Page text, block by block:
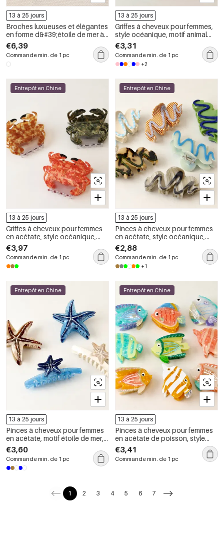
13 à 25 jours
Broches luxueuses et élégantes
en forme d&#39;étoile de mer à
pompon animal, en acier
inoxydable étanche et plaqué
or 18 carats
€6,39
Commande min. de 1 pc
13 à 25 jours
Griffes à cheveux pour femmes,
style océanique, motif animal
romantique, collection
vacances, en acétate
€3,31
Commande min. de 1 pc
+2
Entrepôt en Chine
13 à 25 jours
Griffes à cheveux pour femmes
en acétate, style océanique,
motif animaux mignons,
collection Luxueuse
€3,97
Commande min. de 1 pc
Entrepôt en Chine
13 à 25 jours
Pinces à cheveux pour femmes
en acétate, style océanique,
collection Luxe
€2,88
Commande min. de 1 pc
+1
Entrepôt en Chine
13 à 25 jours
Pinces à cheveux pour femmes
en acétate, motif étoile de mer,
collection romantique
€3,60
Commande min. de 1 pc
Entrepôt en Chine
13 à 25 jours
Pinces à cheveux pour femmes
en acétate de poisson, style
océanique doux et romantique
€3,41
Commande min. de 1 pc
1 2 3 4 5 6 7